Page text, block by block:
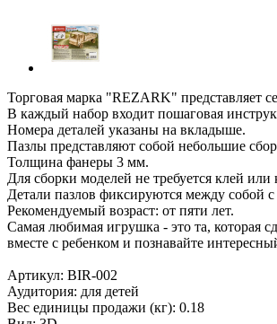
Торговая марка "REZARK" представляет
В каждый набор входит пошаговая
Номера деталей указаны на вкладыше.
Пазлы представляют собой небольшие
Толщина фанеры 3 мм.
Для сборки моделей не требуется клей
Детали пазлов фиксируются между собой
Рекомендуемый возраст: от пяти лет.
Самая любимая игрушка - это та, которая
вместе с ребенком и познавайте
Артикул: BIR-002
Аудитория: для детей
Вес единицы продажи (кг): 0.18